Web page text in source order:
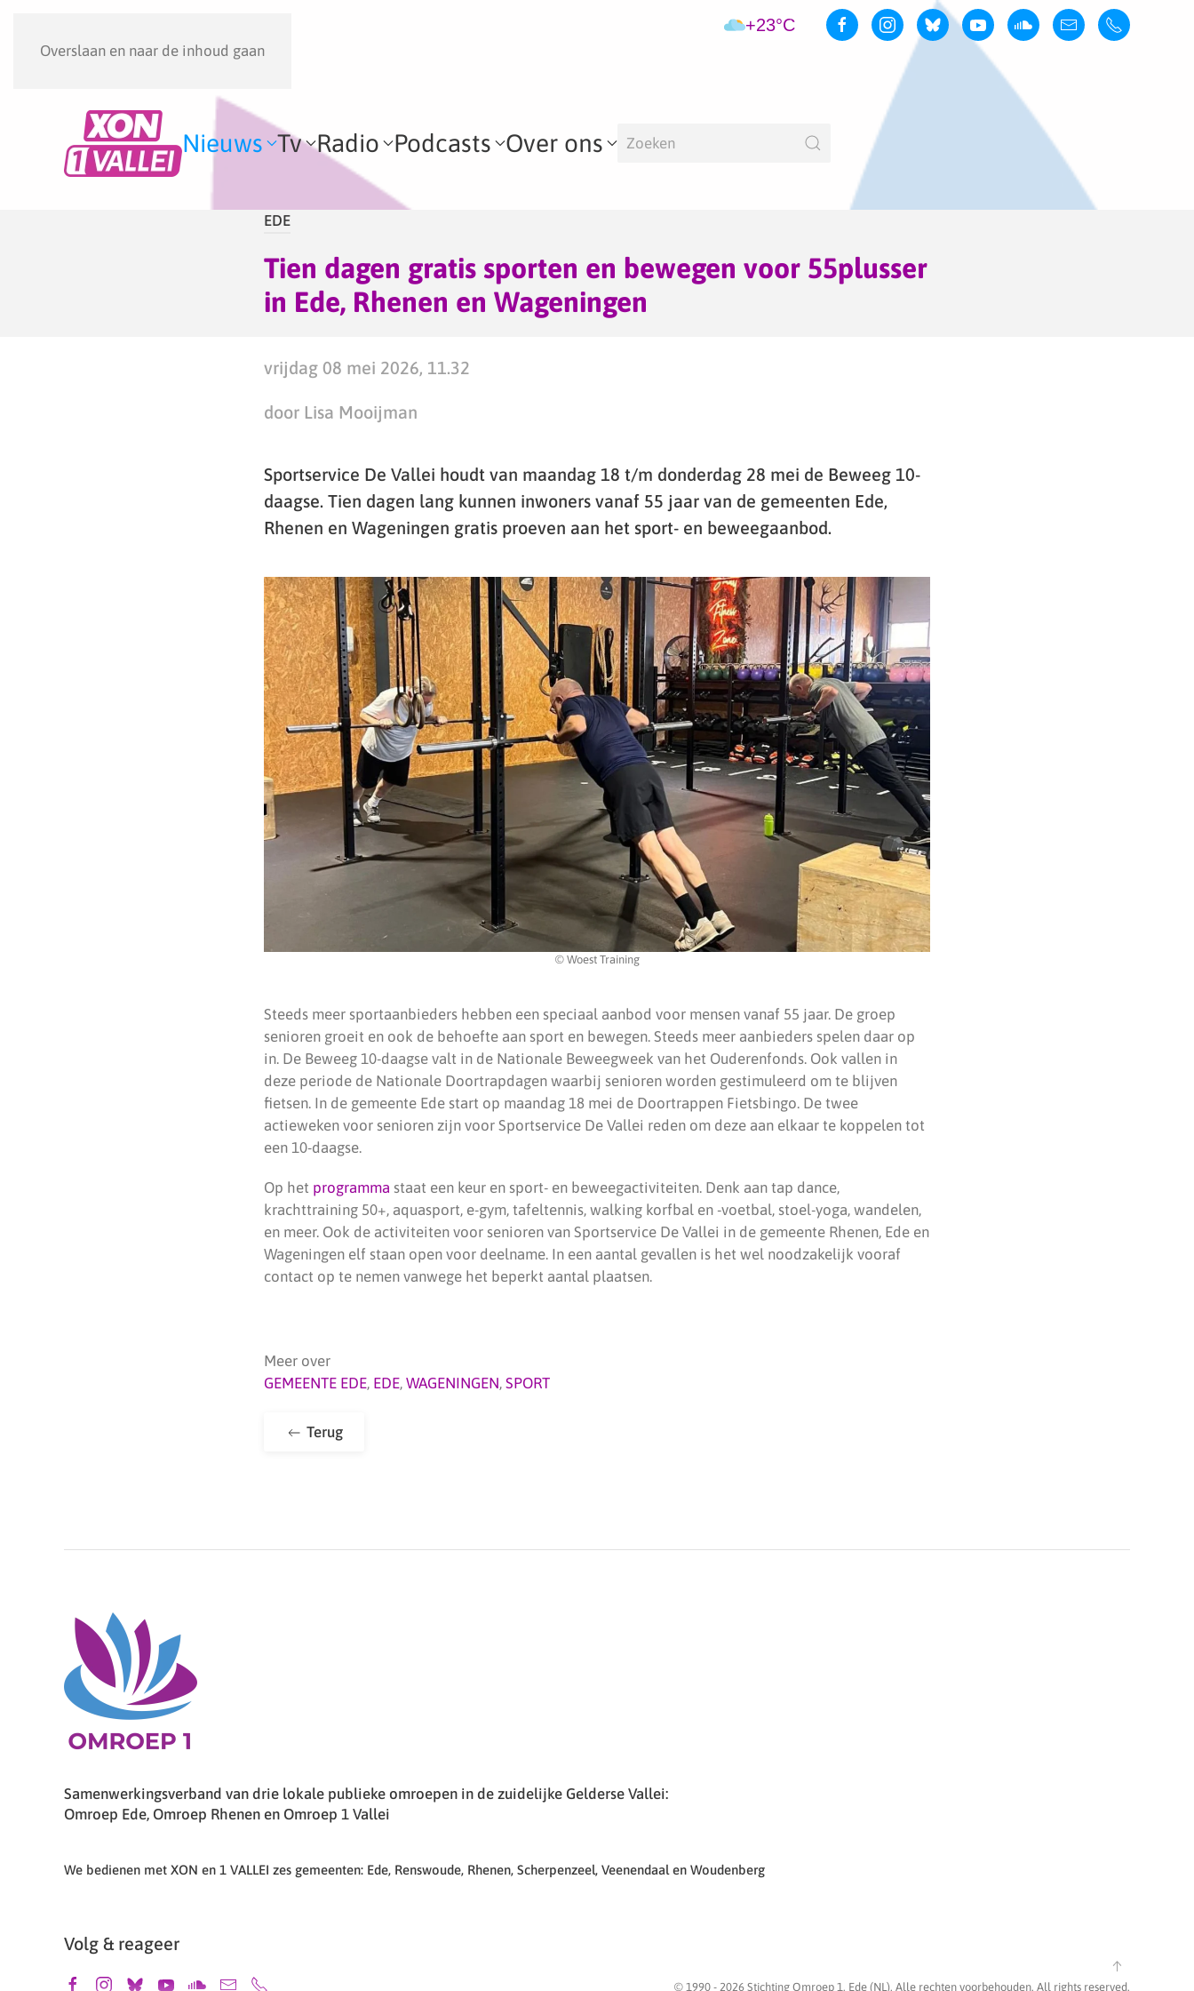
Overslaan en naar de inhoud gaan
+23°C
Nieuws Tv Radio Podcasts Over ons
EDE
Tien dagen gratis sporten en bewegen voor 55plusser
in Ede, Rhenen en Wageningen
vrijdag 08 mei 2026, 11.32
door Lisa Mooijman
Sportservice De Vallei houdt van maandag 18 t/m donderdag 28 mei de Beweeg 10-
daagse. Tien dagen lang kunnen inwoners vanaf 55 jaar van de gemeenten Ede,
Rhenen en Wageningen gratis proeven aan het sport- en beweegaanbod.
© Woest Training
Steeds meer sportaanbieders hebben een speciaal aanbod voor mensen vanaf 55 jaar. De groep
senioren groeit en ook de behoefte aan sport en bewegen. Steeds meer aanbieders spelen daar op
in. De Beweeg 10-daagse valt in de Nationale Beweegweek van het Ouderenfonds. Ook vallen in
deze periode de Nationale Doortrapdagen waarbij senioren worden gestimuleerd om te blijven
fietsen. In de gemeente Ede start op maandag 18 mei de Doortrappen Fietsbingo. De twee
actieweken voor senioren zijn voor Sportservice De Vallei reden om deze aan elkaar te koppelen tot
een 10-daagse.
Op het programma staat een keur en sport- en beweegactiviteiten. Denk aan tap dance,
krachttraining 50+, aquasport, e-gym, tafeltennis, walking korfbal en -voetbal, stoel-yoga, wandelen,
en meer. Ook de activiteiten voor senioren van Sportservice De Vallei in de gemeente Rhenen, Ede en
Wageningen elf staan open voor deelname. In een aantal gevallen is het wel noodzakelijk vooraf
contact op te nemen vanwege het beperkt aantal plaatsen.
Meer over
GEMEENTE EDE, EDE, WAGENINGEN, SPORT
Terug
Samenwerkingsverband van drie lokale publieke omroepen in de zuidelijke Gelderse Vallei:
Omroep Ede, Omroep Rhenen en Omroep 1 Vallei
We bedienen met XON en 1 VALLEI zes gemeenten: Ede, Renswoude, Rhenen, Scherpenzeel, Veenendaal en Woudenberg
Volg & reageer
© 1990 - 2026 Stichting Omroep 1, Ede (NL). Alle rechten voorbehouden. All rights reserved.